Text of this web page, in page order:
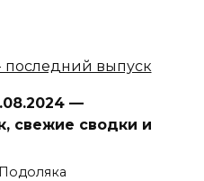
—
свежие сводки и